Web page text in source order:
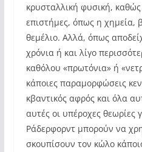
κρυσταλλική φυσική, καθώς
επιστήμες, όπως η χημεία,
θεμέλιο. Αλλά, όπως
χρόνια ή και λίγο
καθόλου «πρωτόνια» ή
κάποιες παραμορφώσεις
κβαντικός αφρός και όλα
αυτές οι υπέροχες θεωρίες
Ράδερφορντ μπορούν να
σκουπίσουν τον κώλο